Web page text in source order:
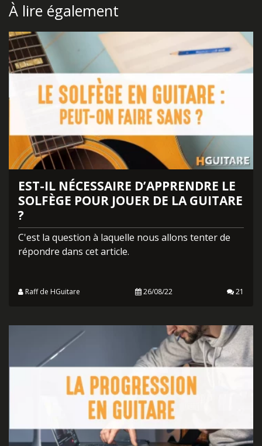
À lire également
EST-IL NÉCESSAIRE D’APPRENDRE LE
SOLFÈGE POUR JOUER DE LA GUITARE
?
C'est la question à laquelle nous allons tenter de
répondre dans cet article.
Raff de HGuitare 26/08/22 21